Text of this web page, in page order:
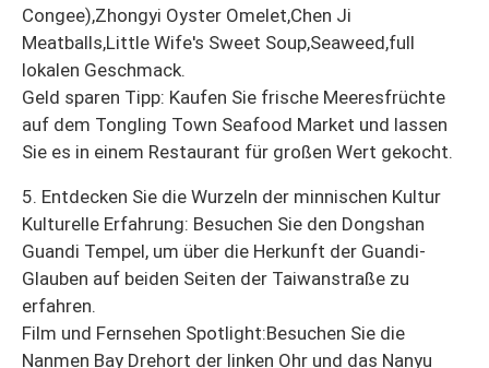
Congee),Zhongyi Oyster Omelet,Chen Ji
Meatballs,Little Wife's Sweet Soup,Seaweed,full
lokalen Geschmack.
Geld sparen Tipp: Kaufen Sie frische Meeresfrüchte
auf dem Tongling Town Seafood Market und lassen
Sie es in einem Restaurant für großen Wert gekocht.
5. Entdecken Sie die Wurzeln der minnischen Kultur
Kulturelle Erfahrung: Besuchen Sie den Dongshan
Guandi Tempel, um über die Herkunft der Guandi-
Glauben auf beiden Seiten der Taiwanstraße zu
erfahren.
Film und Fernsehen Spotlight:Besuchen Sie die
Nanmen Bay Drehort der linken Ohr und das Nanyu